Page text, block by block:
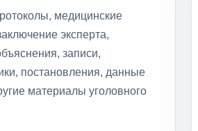
медицинские
эксперта,
записи,
постановления, данные
материалы уголовного